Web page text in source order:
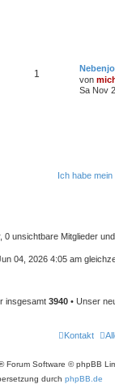
1
von
Sa Nov
Ich habe
0 unsichtbare Mitglieder
04, 2026 4:05 am
insgesamt 3940 • Unser
Kontakt
Forum Software © phpBB
durch phpBB.de